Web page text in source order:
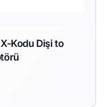
Kodu Dişi to